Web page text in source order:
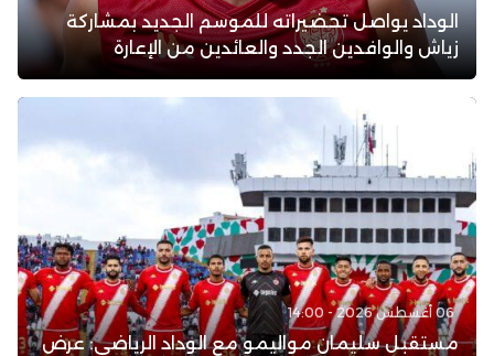
الوداد يواصل تحضيراته للموسم الجديد بمشاركة
زياش والوافدين الجدد والعائدين من الإعارة
06 أغسطس 2026 - 14:00
مستقبل سليمان مواليمو مع الوداد الرياضي: عرض